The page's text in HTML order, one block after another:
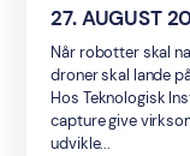
27. AUGUST
Når robotter skal
droner skal lande
Hos Teknologisk
capture give
udvikle...